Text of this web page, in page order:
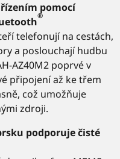
pomocí
®
telefonují na cestách,
a poslouchají hudbu
AZ40M2 poprvé v
připojení až ke třem
což umožňuje
zdroji.
podporuje čisté